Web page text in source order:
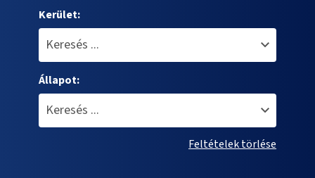
Kerület:
Állapot:
Feltételek törlése